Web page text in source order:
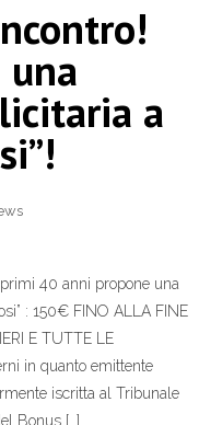
a
40 anni propone una
: 150€ FINO ALLA FINE
E TUTTE LE
in quanto emittente
iscritta al Tribunale
Bonus […]